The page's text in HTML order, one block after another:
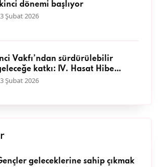
dönemi başlıyor
Şubat 2026
İnci Vakfı’ndan sürdürülebilir
katkı: IV. Hasat Hibe
başvuruları başladı
Şubat 2026
geleceklerine sahip çıkmak